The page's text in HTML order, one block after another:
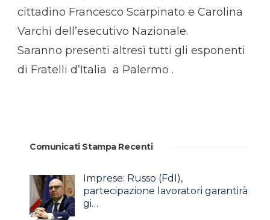
cittadino Francesco Scarpinato e Carolina
Varchi dell’esecutivo Nazionale.
Saranno presenti altresì tutti gli esponenti
di Fratelli d’Italia a Palermo .
Comunicati Stampa Recenti
Imprese: Russo (FdI),
partecipazione lavoratori garantirà
gi…